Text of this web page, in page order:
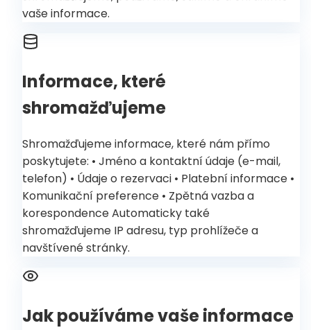
vaše informace.
Informace, které
shromažďujeme
Shromažďujeme informace, které nám přímo
poskytujete: • Jméno a kontaktní údaje (e-mail,
telefon) • Údaje o rezervaci • Platební informace •
Komunikační preference • Zpětná vazba a
korespondence Automaticky také
shromažďujeme IP adresu, typ prohlížeče a
navštívené stránky.
Jak používáme vaše informace